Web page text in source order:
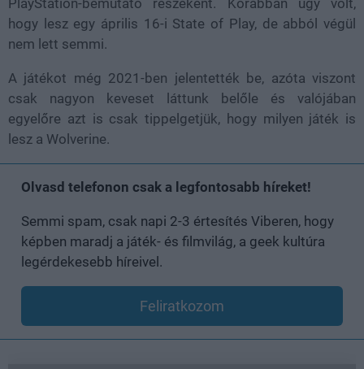
PlayStation-bemutató részeként. Korábban úgy volt,
hogy lesz egy április 16-i State of Play, de abból végül
nem lett semmi.
A játékot még 2021-ben jelentették be, azóta viszont
csak nagyon keveset láttunk belőle és valójában
egyelőre azt is csak tippelgetjük, hogy milyen játék is
lesz a Wolverine.
Olvasd telefonon csak a legfontosabb híreket!
Semmi spam, csak napi 2-3 értesítés Viberen, hogy
képben maradj a játék- és filmvilág, a geek kultúra
legérdekesebb híreivel.
Feliratkozom